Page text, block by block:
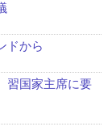
ドから
国家主席に要